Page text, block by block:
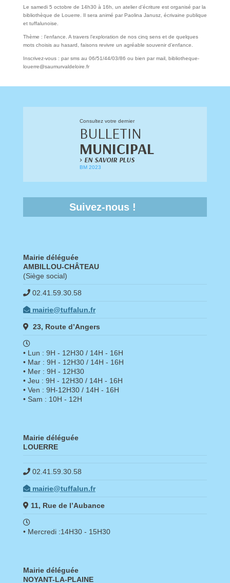
Le samedi 5 octobre de 14h30 à 16h, un atelier d’écriture est organisé par la
bibliothèque de Louerre. Il sera animé par Paolina Janusz, écrivaine publique
et tuffalunoise.
Thème : l’enfance. A travers l’exploration de nos cinq sens et de quelques
mots choisis au hasard, faisons revivre un agréable souvenir d’enfance.
Inscrivez-vous : par sms au 06/51/44/03/86 ou bien par mail, bibliotheque-
louerre@saumurvaldeloire.fr
Consultez votre dernier
BULLETIN
MUNICIPAL
> EN SAVOIR PLUS
BM 2023
Suivez-nous !
Mairie déléguée
AMBILLOU-CHÂTEAU
(Siège social)
02.41.59.30.58
mairie@tuffalun.fr
23, Route d’Angers
• Lun : 9H - 12H30 / 14H - 16H
• Mar : 9H - 12H30 / 14H - 16H
• Mer : 9H - 12H30
• Jeu : 9H - 12H30 / 14H - 16H
• Ven : 9H-12H30 / 14H - 16H
• Sam : 10H - 12H
Mairie déléguée
LOUERRE
02.41.59.30.58
mairie@tuffalun.fr
11, Rue de l’Aubance
• Mercredi :14H30 - 15H30
Mairie déléguée
NOYANT-LA-PLAINE